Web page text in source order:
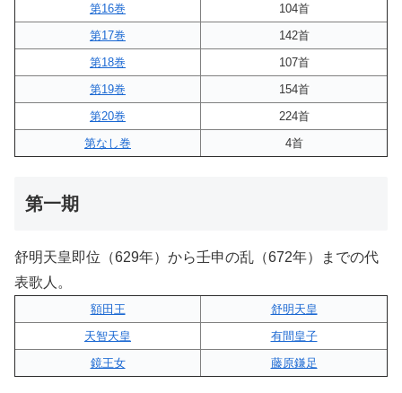
第16巻
104首
第17巻
142首
第18巻
107首
第19巻
154首
第20巻
224首
第なし巻
4首
第一期
舒明天皇即位（629年）から壬申の乱（672年）までの代
表歌人。
額田王
舒明天皇
天智天皇
有間皇子
鏡王女
藤原鎌足